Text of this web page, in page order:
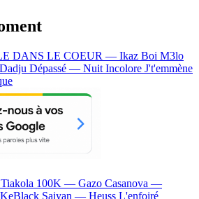
DANS LE COEUR — Ikaz Boi M3lo
Dépassé — Nuit Incolore J't'emmène
100K — Gazo Casanova —
KeBlack Saiyan — Heuss L'enfoiré